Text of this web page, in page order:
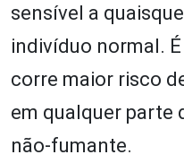
sensível a
indivíduo normal.
corre maior risco
em qualquer parte
não-fumante.